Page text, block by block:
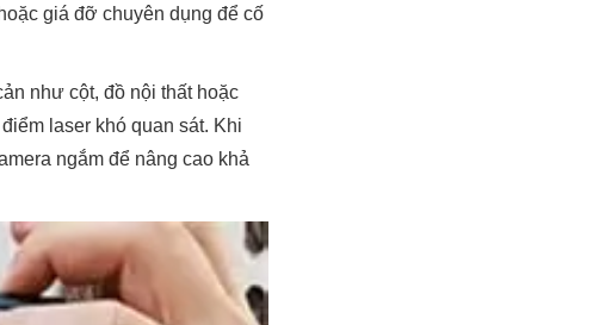
giá đỡ chuyên dụng để cố
như cột, đồ nội thất hoặc
laser khó quan sát. Khi
ngắm để nâng cao khả